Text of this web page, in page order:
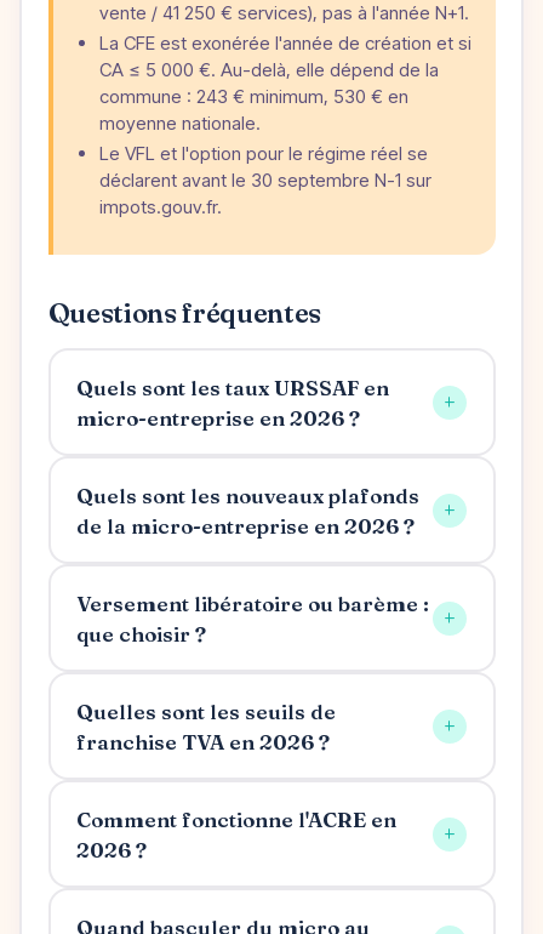
vente / 41 250 € services), pas à l'année N+1.
La CFE est exonérée l'année de création et si
CA ≤ 5 000 €. Au-delà, elle dépend de la
commune : 243 € minimum, 530 € en
moyenne nationale.
Le VFL et l'option pour le régime réel se
déclarent avant le 30 septembre N-1 sur
impots.gouv.fr.
Questions fréquentes
Quels sont les taux URSSAF en
micro-entreprise en 2026 ?
+
Quels sont les nouveaux plafonds
de la micro-entreprise en 2026 ?
+
Versement libératoire ou barème :
que choisir ?
+
Quelles sont les seuils de
franchise TVA en 2026 ?
+
Comment fonctionne l'ACRE en
2026 ?
+
Quand basculer du micro au